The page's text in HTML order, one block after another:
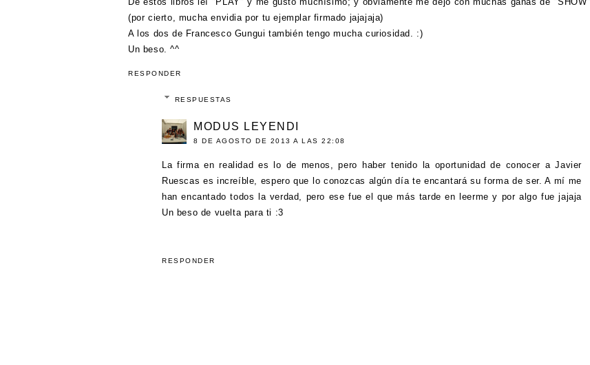
(por cierto, mucha envidia por tu ejemplar firmado jajajaja)
A los dos de Francesco Gungui también tengo mucha curiosidad. :)
Un beso. ^^
RESPONDER
RESPUESTAS
MODUS LEYENDI
8 DE AGOSTO DE 2013 A LAS 22:08
La firma en realidad es lo de menos, pero haber tenido la oportunidad de conocer a Javier
Ruescas es increíble, espero que lo conozcas algún día te encantará su forma de ser. A mí me
han encantado todos la verdad, pero ese fue el que más tarde en leerme y por algo fue jajaja
Un beso de vuelta para ti :3
RESPONDER